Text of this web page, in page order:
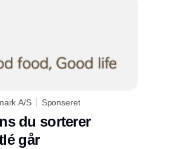
A/S Sponseret
du sorterer
går